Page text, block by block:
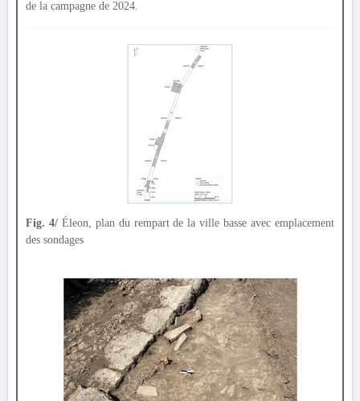
de la campagne de 2024.
Fig. 4/Éleon, plan du rempart de la ville basse avec emplacement
des sondages